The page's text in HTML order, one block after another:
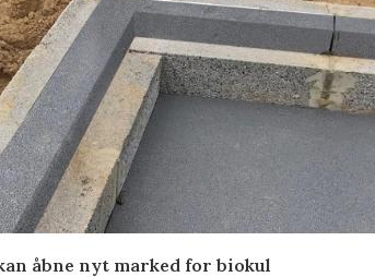
åbne nyt marked for biokul